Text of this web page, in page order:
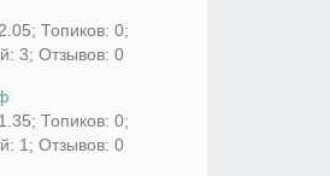
Топиков: 0;
3; Отзывов: 0
Топиков: 0;
1; Отзывов: 0